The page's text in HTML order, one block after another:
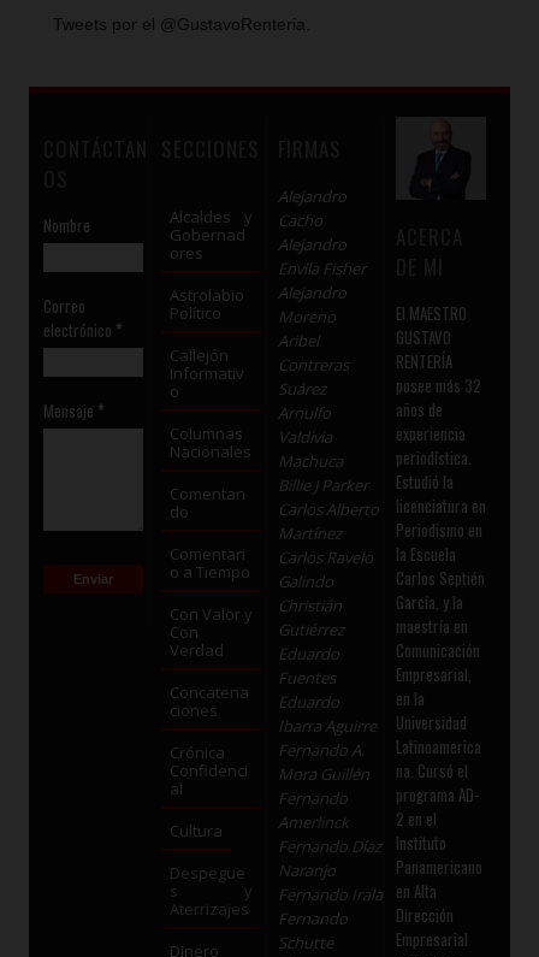
Tweets por el @GustavoRenteria.
Nombre
Correo
electrónico *
Mensaje *
Alcaldes y
Gobernad
ores
Astrolabio
Político
Callejón
Informativ
o
Columnas
Nacionales
Comentan
do
Comentari
o a Tiempo
Con Valor y
Con
Verdad
Concatena
ciones
Crónica
Confidenci
al
Cultura
Despegue
s y
Aterrizajes
Dinero
Alejandro
Cacho
Alejandro
Envila Fisher
Alejandro
Moreno
Aribel
Contreras
Suárez
Arnulfo
Valdivia
Machuca
Billie J Parker
Carlos Alberto
Martínez
Carlos Ravelo
Galindo
Christián
Gutiérrez
Eduardo
Fuentes
Eduardo
Ibarra Aguirre
Fernando A.
Mora Guillén
Fernando
Amerlinck
Fernando Díaz
Naranjo
Fernando Irala
Fernando
Schutte
El MAESTRO
GUSTAVO
RENTERÍA
posee más 32
años de
experiencia
periodística.
Estudió la
licenciatura en
Periodismo en
la Escuela
Carlos Septién
García, y la
maestría en
Comunicación
Empresarial,
en la
Universidad
Latinoamerica
na. Cursó el
programa AD-
2 en el
Instituto
Panamericano
en Alta
Dirección
Empresarial